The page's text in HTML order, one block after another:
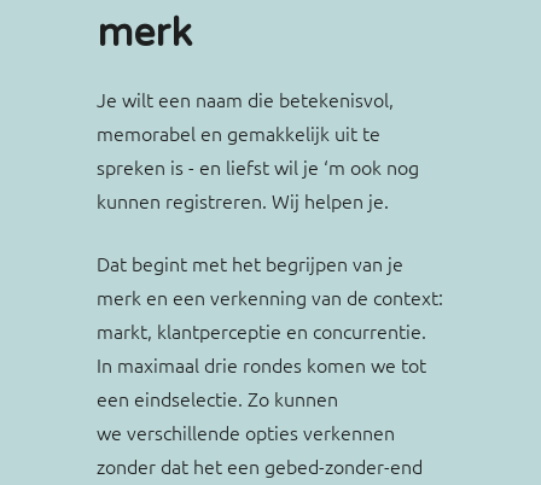
Copywriting
We bedenken de woorden die je merk
definiëren. Dat bedoelen we letterlijk,
als het gaat om de naam van je merk of
je collecties. Maar we schrijven ook voor
lookbooks, nieuwsbrieven, social media
en advertenties. Teksten waarin een
heldere stijl en strategisch inzicht
naadloos in elkaar overgaan.
merk
Je wilt een naam die betekenisvol,
memorabel en gemakkelijk uit te
spreken is - en liefst wil je ‘m ook nog
kunnen registreren. Wij helpen je.
Dat begint met het begrijpen van je
merk en een verkenning van de context:
markt, klantperceptie en concurrentie.
In maximaal drie rondes komen we tot
een eindselectie. Zo kunnen
we verschillende opties verkennen
zonder dat het een gebed-zonder-end